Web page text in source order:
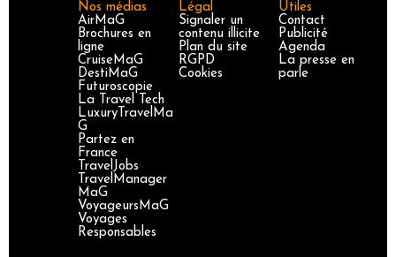
Nos médias
AirMaG
Brochures en
ligne
CruiseMaG
DestiMaG
Futuroscopie
La Travel Tech
LuxuryTravelMa
G
Partez en
France
TravelJobs
TravelManager
MaG
VoyageursMaG
Voyages
Responsables
Légal
Signaler un
contenu illicite
Plan du site
RGPD
Cookies
Utiles
Contact
Publicité
Agenda
La presse en
parle